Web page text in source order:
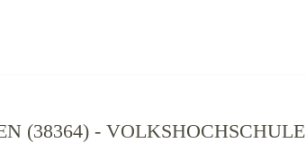
(38364) - VOLKSHOCHSCHULE